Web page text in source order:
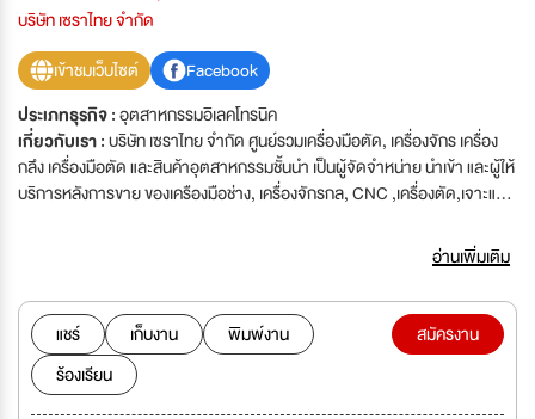
บริษัท เซราไทย จำกัด
เข้าชมเว็บไซต์
Facebook
ประเภทธุรกิจ :อุตสาหกรรมอิเลคโทรนิค
เกี่ยวกับเรา :บริษัท เซราไทย จำกัด ศูนย์รวมเครื่องมือตัด, เครื่องจักร เครื่อง
กลึง เครื่องมือตัด และสินค้าอุตสาหกรรมชั้นนำ เป็นผู้จัดจำหน่าย นำเข้า และผู้ให้
บริการหลังการขาย ของเครืองมือช่าง, เครื่องจักรกล, CNC ,เครื่องตัด,เจาะและ
สินค้าคุณภาพดี ราคาสมเหตุสมผล เพื่อช่วยผู้ผลิตเพิ่มประสิทธิภาพในการ
ผลิตงาน,ลดค่าใช้จ่าย,ลดภาวะทำลายสิ่งแวดล้อม และให้ำปรึกษาด้านเทคนิค
อย่างใกล้ชิด นอกจากนี้ บริษัท เซราไทย จำกัด ยังเน้นความซื้อสัตย์และตรงต่อ
เวลาต่อลูกค้าทำให้บริษัทได้รับความไว้วางใจ แต่งตั้งให้เป็นผู้แทนจำหน่ายอย่าง
เป็นทางการของสินค้าชั้นนำมากมาย “Industry innovation leader” We are
the leadership of innovation and striving for achievement with great
customer relationship by our professional teams.
อ่านเพิ่มเติม
แชร์ เก็บงาน
พิมพ์งาน
ร้องเรียน
สมัครงาน